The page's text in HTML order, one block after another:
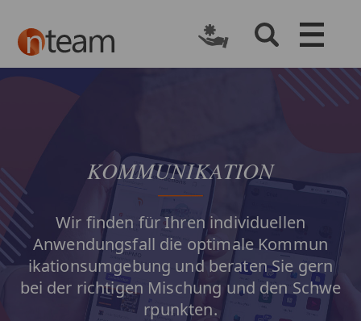
​KOMMUNIKATION​
Wir finden für Ihren individuellen
Anwendungsfall die optimale Kommun​
ikationsumgebung und beraten Sie gern
bei der richtigen Mischung und den S​chwe​​
rpunkten​.